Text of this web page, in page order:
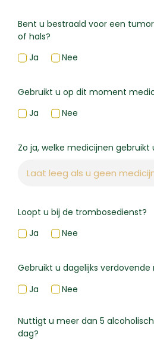
Bent u bestraald voor een
of hals?
Ja
Nee
Gebruikt u op dit moment
Ja
Nee
Zo ja, welke medicijnen gebruikt
Loopt u bij de trombosedienst?
Ja
Nee
Gebruikt u dagelijks verdovende
Ja
Nee
Nuttigt u meer dan 5
dag?